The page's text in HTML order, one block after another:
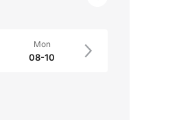
Mon
08-10